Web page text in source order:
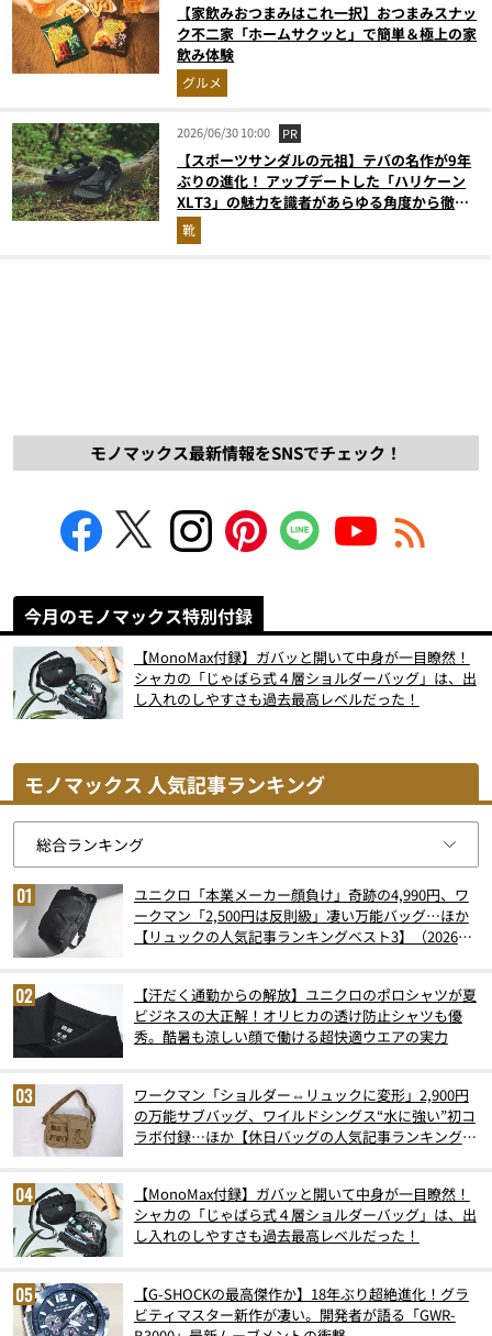
【家飲みおつまみはこれ一択】おつまみスナッ
ク不二家「ホームサクッと」で簡単＆極上の家
飲み体験
グルメ
2026/06/30 10:00 PR
【スポーツサンダルの元祖】テバの名作が9年
ぶりの進化！ アップデートした「ハリケーン
XLT3」の魅力を識者があらゆる角度から徹底
解説！
靴
モノマックス最新情報をSNSでチェック！
今月のモノマックス特別付録
【MonoMax付録】ガバッと開いて中身が一目瞭然！
シャカの「じゃばら式４層ショルダーバッグ」は、出
し入れのしやすさも過去最高レベルだった！
モノマックス 人気記事ランキング
ユニクロ「本業メーカー顔負け」奇跡の4,990円、ワ
ークマン「2,500円は反則級」凄い万能バッグ…ほか
【リュックの人気記事ランキングベスト3】（2026年
【汗だく通勤からの解放】ユニクロのポロシャツが夏
ビジネスの大正解！オリヒカの透け防止シャツも優
秀。酷暑も涼しい顔で働ける超快適ウエアの実力
ワークマン「ショルダー⇔リュックに変形」2,900円
の万能サブバッグ、ワイルドシングス“水に強い”初コ
ラボ付録…ほか【休日バッグの人気記事ランキングベ
【MonoMax付録】ガバッと開いて中身が一目瞭然！
シャカの「じゃばら式４層ショルダーバッグ」は、出
し入れのしやすさも過去最高レベルだった！
【G-SHOCKの最高傑作か】18年ぶり超絶進化！グラ
ビティマスター新作が凄い。開発者が語る「GWR-